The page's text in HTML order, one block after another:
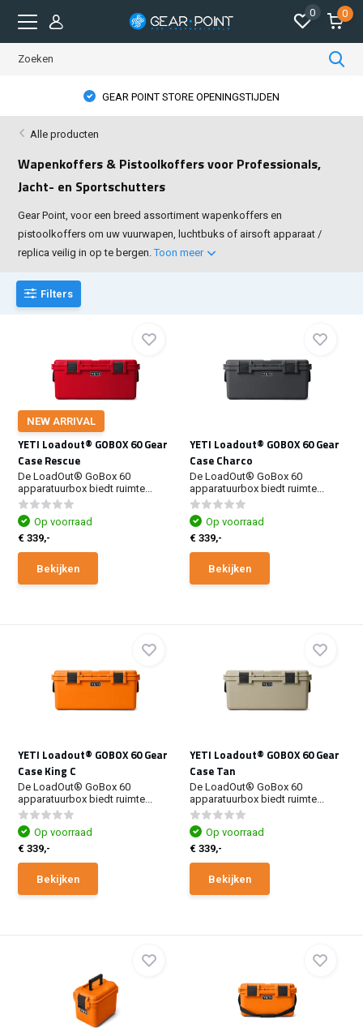
0 0
GEAR POINT STORE OPENINGSTIJDEN
Alle producten
Wapenkoffers & Pistoolkoffers voor Professionals,
Jacht- en Sportschutters
Gear Point, voor een breed assortiment wapenkoffers en
pistoolkoffers om uw vuurwapen, luchtbuks of airsoft apparaat /
replica veilig in op te bergen.Toon meer
Filters
NEW ARRIVAL
YETI Loadout® GOBOX 60 Gear
Case Rescue
De LoadOut® GoBox 60
apparatuurbox biedt ruimte...
Op voorraad
€ 339,-
Bekijken
YETI Loadout® GOBOX 60 Gear
Case Charco
De LoadOut® GoBox 60
apparatuurbox biedt ruimte...
Op voorraad
€ 339,-
Bekijken
YETI Loadout® GOBOX 60 Gear
Case King C
De LoadOut® GoBox 60
apparatuurbox biedt ruimte...
Op voorraad
€ 339,-
Bekijken
YETI Loadout® GOBOX 60 Gear
Case Tan
De LoadOut® GoBox 60
apparatuurbox biedt ruimte...
Op voorraad
€ 339,-
Bekijken